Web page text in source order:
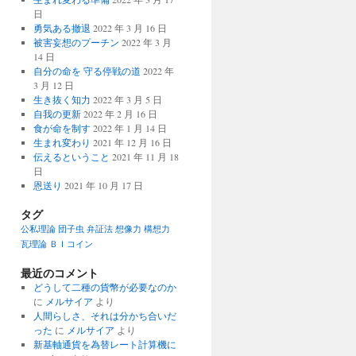
日
勇気ある撤退 2022 年 3 月 16 日
被害妄想のプーチン 2022 年 3 月
14 日
自分の命を 守る停戦の道 2022 年
3 月 12 日
生き抜く知力 2022 年 3 月 5 日
自我の更新 2022 年 2 月 16 日
食が命を制す 2022 年 1 月 14 日
生まれ変わり 2021 年 12 月 16 日
伝えるということ 2021 年 11 月 18
日
恩送り 2021 年 10 月 17 日
タグ
公私理論 団子虫 弁証法 想像力 構想力
瓦理論 ＢＩコイン
最近のコメント
どうして二種の貨幣が必要なのか
に メルサイア より
人間らしさ、それは分かち合いだ
った に メルサイア より
新基軸通貨を為替レート計算機に